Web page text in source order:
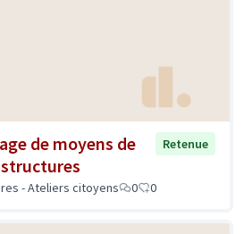
de moyens de
Retenue
- Ateliers citoyens 0 0